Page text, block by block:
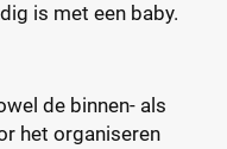
is met een baby.
de binnen- als
het organiseren